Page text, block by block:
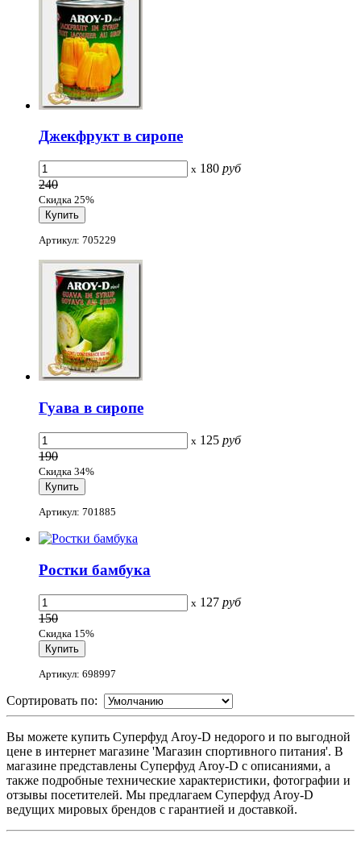
Джекфрукт в сиропе
x 180 руб
240
Скидка 25%
Артикул: 705229
Гуава в сиропе
x 125 руб
190
Скидка 34%
Артикул: 701885
Ростки бамбука
x 127 руб
150
Скидка 15%
Артикул: 698997
Сортировать по:
Вы можете купить Суперфуд Aroy-D недорого и по выгодной
цене в интернет магазине 'Магазин спортивного питания'. В
магазине представлены Суперфуд Aroy-D с описаниями, а
также подробные технические характеристики, фотографии и
отзывы посетителей. Мы предлагаем Суперфуд Aroy-D
ведущих мировых брендов с гарантией и доставкой.